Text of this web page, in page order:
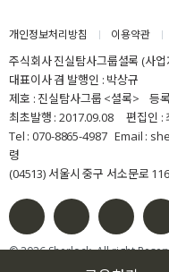
40화 강원국이 풀어
39화 셜록클럽 첫 행
38화 강원국 작가 강
37화 ‘사람, 배우, 그
36화
개인정보처리방침 이용약관
주식회사 진실탐사그룹셜록 (사
대표이사 겸 발행인 : 박상규
제호 : 진실탐사그룹 <셜록> 등
최초발행 : 2017.09.08 편집인 :
Tel : 070-8865-4987 Email :
령
(04513) 서울시 중구 서소문로
© 2026 Sherlock. All right